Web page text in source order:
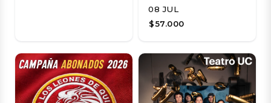
08 JUL
$57.000